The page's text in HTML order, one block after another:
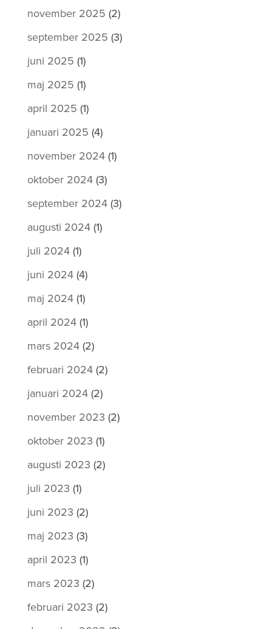
november 2025 (2)
september 2025 (3)
juni 2025 (1)
maj 2025 (1)
april 2025 (1)
januari 2025 (4)
november 2024(1)
oktober 2024(3)
september 2024(3)
augusti 2024(1)
juli 2024(1)
juni 2024(4)
maj 2024(1)
april 2024(1)
mars 2024(2)
februari 2024(2)
januari 2024(2)
november 2023 (2)
oktober 2023 (1)
augusti 2023 (2)
juli 2023 (1)
juni 2023 (2)
maj 2023 (3)
april 2023 (1)
mars 2023 (2)
februari 2023 (2)